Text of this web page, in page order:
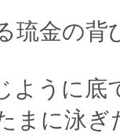
琉金の背
ように底
まに泳